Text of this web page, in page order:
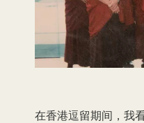
在香港逗留期间，我